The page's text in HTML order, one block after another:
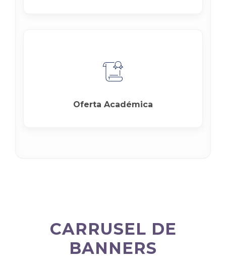
Oferta Académica
CARRUSEL DE
BANNERS